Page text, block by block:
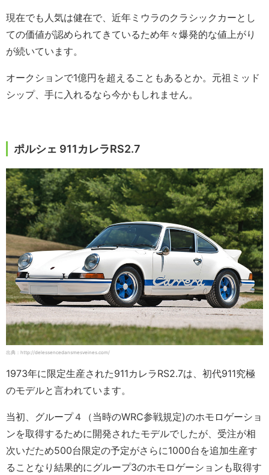
現在でも人気は健在で、近年ミウラのクラシックカーとし
ての価値が認められてきているため年々爆発的な値上がり
が続いています。
オークションで1億円を超えることもあるとか。元祖ミッド
シップ、手に入れるなら今かもしれません。
ポルシェ 911カレラRS2.7
出典：http://delessencedansmesveines.com/
1973年に限定生産された911カレラRS2.7は、初代911究極
のモデルと言われています。
当初、グループ４（当時のWRC参戦規定)のホモロゲーショ
ンを取得するために開発されたモデルでしたが、受注が相
次いだため500台限定の予定がさらに1000台を追加生産す
ることなり結果的にグループ3のホモロゲーションも取得す